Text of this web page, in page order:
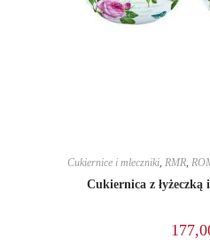
Cukiernice i mleczniki, RMR,
Cukiernica z